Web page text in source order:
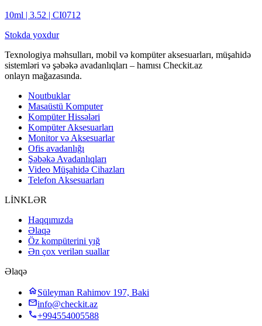
10ml | 3.52 | CI0712
Stokda yoxdur
Texnologiya məhsulları, mobil və kompüter aksesuarları, müşahidə
sistemləri və şəbəkə avadanlıqları – hamısı Checkit.az
onlayn mağazasında.
Noutbuklar
Masaüstü Komputer
Kompüter Hissələri
Kompüter Aksesuarları
Monitor və Aksesuarlar
Ofis avadanlığı
Şəbəkə Avadanlıqları
Video Müşahidə Cihazları
Telefon Aksesuarları
LİNKLƏR
Haqqımızda
Əlaqə
Öz kompüterini yığ
Ən çox verilən suallar
Əlaqə
Süleyman Rahimov 197, Baki
info@checkit.az
+994554005588